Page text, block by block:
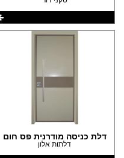
דלת כניסה מודרנית פס חום
דלתות אלון